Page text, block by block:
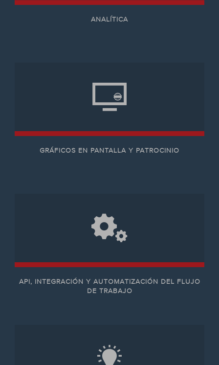
ANALÍTICA
GRÁFICOS EN PANTALLA Y PATROCINIO
API, INTEGRACIÓN Y AUTOMATIZACIÓN DEL FLUJO
DE TRABAJO